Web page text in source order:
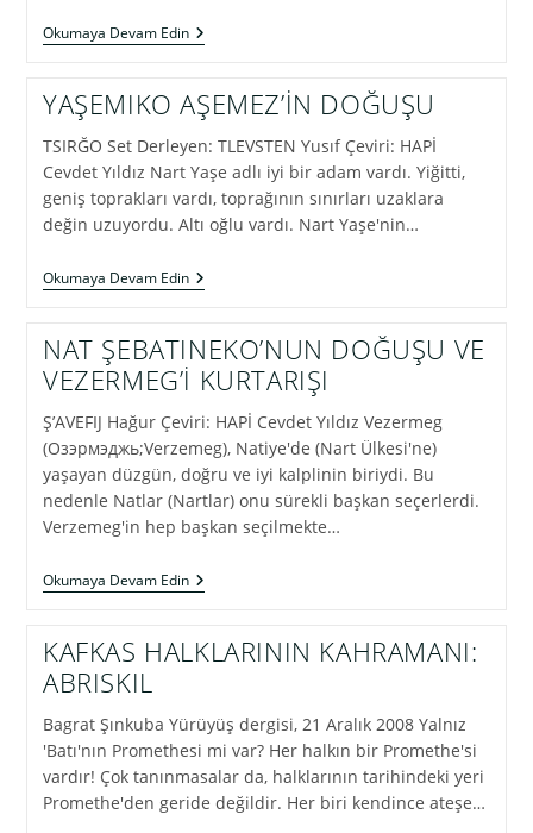
Okumaya Devam EdinYAŞEMIKO
AŞEMEZ
YAŞEMIKO AŞEMEZ’İN DOĞUŞU
TSIRĞO Set Derleyen: TLEVSTEN Yusıf Çeviri: HAPİ
Cevdet Yıldız Nart Yaşe adlı iyi bir adam vardı. Yiğitti,
geniş toprakları vardı, toprağının sınırları uzaklara
değin uzuyordu. Altı oğlu vardı. Nart Yaşe'nin…
Okumaya Devam EdinYAŞEMIKO
AŞEMEZ’İN
NAT ŞEBATINEKO’NUN DOĞUŞU VE
VEZERMEG’İ KURTARIŞI
Ş’AVEFIJ Hağur Çeviri: HAPİ Cevdet Yıldız Vezermeg
(Озэpмэджь;Verzemeg), Natiye'de (Nart Ülkesi'ne)
yaşayan düzgün, doğru ve iyi kalplinin biriydi. Bu
nedenle Natlar (Nartlar) onu sürekli başkan seçerlerdi.
Verzemeg'in hep başkan seçilmekte…
Okumaya Devam EdinNAT
ŞEBATINEKO’NUN
VE
VEZERMEG’İ
KAFKAS HALKLARININ KAHRAMANI:
ABRISKIL
Bagrat Şınkuba Yürüyüş dergisi, 21 Aralık 2008 Yalnız
'Batı'nın Promethesi mi var? Her halkın bir Promethe'si
vardır! Çok tanınmasalar da, halklarının tarihindeki yeri
Promethe'den geride değildir. Her biri kendince ateşe…